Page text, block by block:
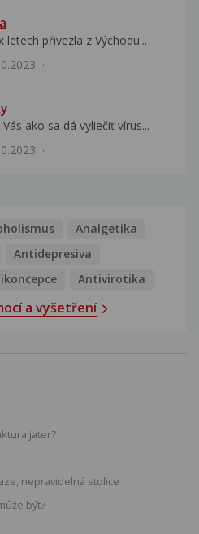
přivezla z Východu...
ako sa dá vyliečiť vírus...
Analgetika
Antidepresiva
Antivirotika
a vyšetření
jater?
nepravidelná stolice
být?